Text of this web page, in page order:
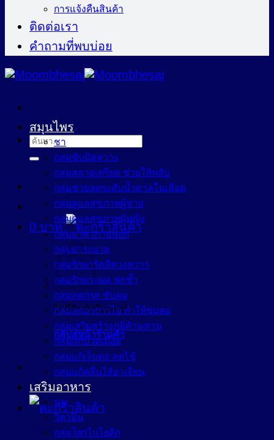
การแจ้งคืนสินค้า
ติดต่อเรา
คำถามที่พบบ่อย
ค้นหา:
0 บาท
ไม่มีสินค้าในตะกร้า
กลับสู่หน้าร้านค้า
ตะกร้าสินค้า
สมุนไพร
ชา
กลุ่มขับปัสสาวะ
กลุ่มคลายเครียด ช่วยให้หลับ
กลุ่มช่วยลดระดับน้ำตาลในเลือด
กลุ่มดูแลสุขภาพผู้ชาย
กลุ่มดูแลสุขภาพผู้หญิง
กลุ่มยาทาภายนอก
กลุ่มยาระบาย
กลุ่มรักษาริดสีดวงทวาร
กลุ่มรักษาแผล ฟกช้ำ
กลุ่มลดกรด ขับลม
กลุ่มลดอาการไอ ทำให้ชุ่มคอ
กลุ่มเสริมสร้างภูมิต้านทาน
กลุ่มแก้ปวดเมื่อย
กลุ่มแก้เจ็บคอ ลดไข้
กลุ่มแก้คลื่นไส้อาเจียน
เสริมอาหาร
นม
วิตามิน
กลุ่มโพรไบโอติก